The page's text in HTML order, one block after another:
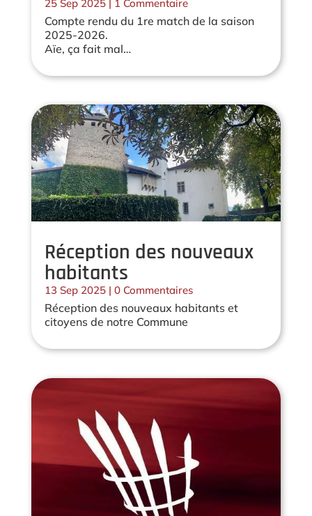
25 Sep 2025| 1 Commentaire
Compte rendu du 1re match de la saison
2025-2026.
Aïe, ça fait mal…
Réception des nouveaux
habitants
13 Sep 2025| 0 Commentaires
Réception des nouveaux habitants et
citoyens de notre Commune